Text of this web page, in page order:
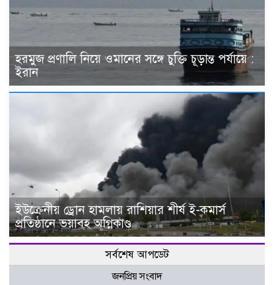
হরমুজ প্রণালি নিয়ে ওমানের সঙ্গে চুক্তি চূড়ান্ত পর্যায়ে :
ইরান
ইউক্রেনীয় ড্রোন হামলায় রাশিয়ার শীর্ষ ই-কমার্স
প্রতিষ্ঠানে ভয়াবহ অগ্নিকাণ্ড
সর্বশেষ আপডেট
জনপ্রিয় সংবাদ